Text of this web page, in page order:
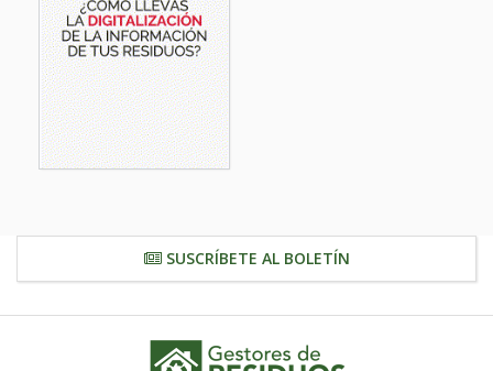
SUSCRÍBETE AL BOLETÍN